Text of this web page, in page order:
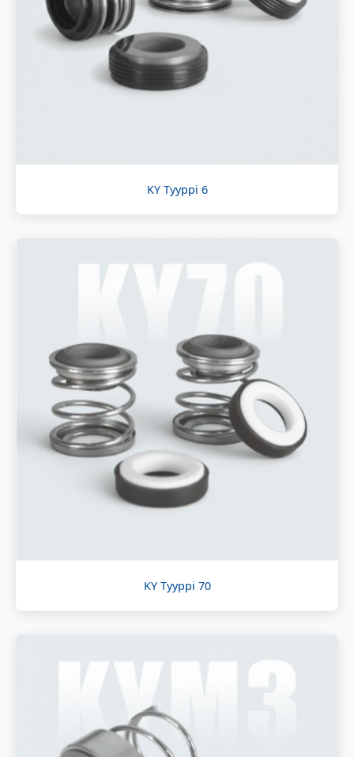
KY Tyyppi 6
KY Tyyppi 70